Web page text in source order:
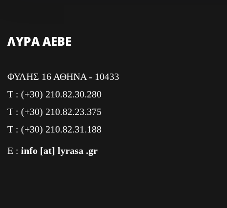
ΛΥΡΑ ΑΕΒΕ
ΦΥΛΗΣ 16 ΑΘΗΝΑ - 10433
T : (+30) 210.82.30.280
T : (+30) 210.82.23.375
T : (+30) 210.82.31.188
E : info [at] lyrasa .gr